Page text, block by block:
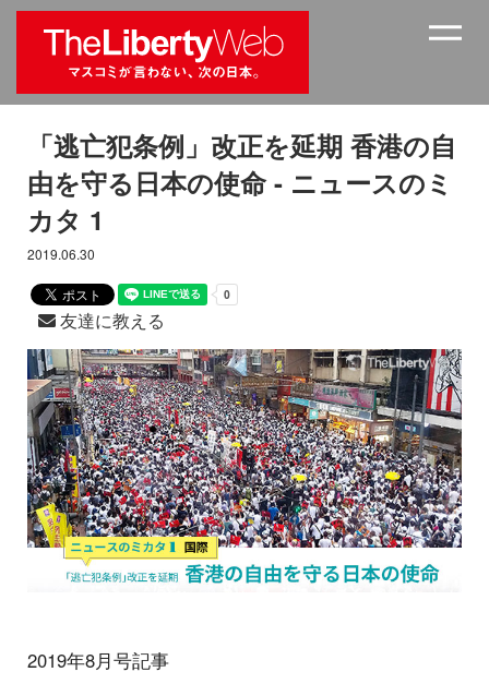
「逃亡犯条例」改正を延期 香港の自
由を守る日本の使命 - ニュースのミ
カタ 1
2019.06.30
友達に教える
2019年8月号記事